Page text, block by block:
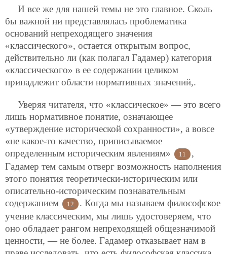
И все же для нашей темы не это главное. Сколь
бы важной ни представлялась проблематика
оснований непреходящего значения
«классического», остается открытым вопрос,
действительно ли (как полагал Гадамер) категория
«классического» в ее содержании целиком
принадлежит области нормативных значений,.
Уверяя читателя, что «классическое» — это всего
лишь нормативное понятие, означающее
«утверждение исторической сохранности», а вовсе
«не какое-то качество, приписываемое
определенным историческим явлениям»
11
,
Гадамер тем самым отверг возможность наполнения
этого понятия теоретически-историческим или
описательно-историческим познавательным
содержанием
12
. Когда мы называем философское
учение классическим, мы лишь удостоверяем, что
оно обладает рангом непреходящей общезначимой
ценности, — не более. Гадамер отказывает нам в